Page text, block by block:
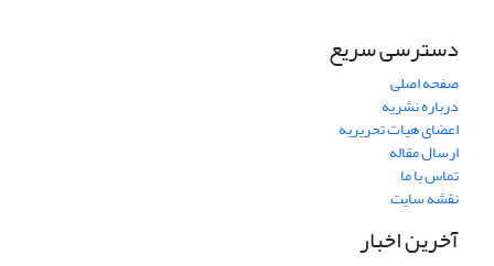
دسترسی سریع
صفحه اصلی
درباره نشریه
اعضای هیات تحریریه
ارسال مقاله
تماس با ما
نقشه سایت
آخرین اخبار